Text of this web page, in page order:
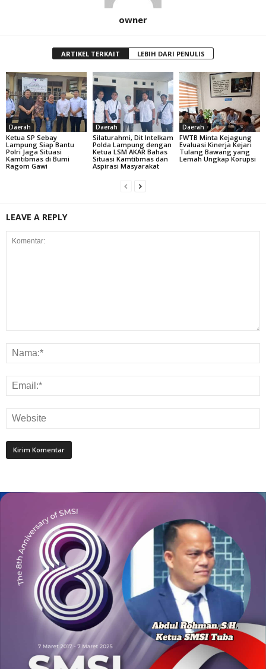
owner
ARTIKEL TERKAIT LEBIH DARI PENULIS
Daerah
Ketua SP Sebay
Lampung Siap Bantu
Polri Jaga Situasi
Kamtibmas di Bumi
Ragom Gawi
Daerah
Silaturahmi, Dit Intelkam
Polda Lampung dengan
Ketua LSM AKAR Bahas
Situasi Kamtibmas dan
Aspirasi Masyarakat
Daerah
FWTB Minta Kejagung
Evaluasi Kinerja Kejari
Tulang Bawang yang
Lemah Ungkap Korupsi
LEAVE A REPLY